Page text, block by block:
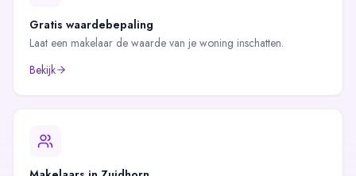
Gratis waardebepaling
Laat een makelaar de waarde van je woning inschatten.
Bekijk